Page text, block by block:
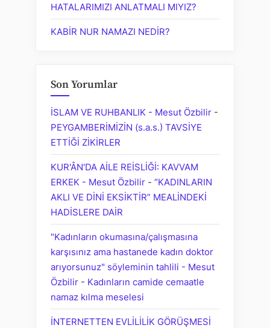
HATALARIMIZI ANLATMALI MIYIZ?
KABİR NUR NAMAZI NEDİR?
Son Yorumlar
İSLAM VE RUHBANLIK - Mesut Özbilir -
PEYGAMBERİMİZİN (s.a.s.) TAVSİYE
ETTİĞİ ZİKİRLER
KUR'ÂN'DA AİLE REİSLİĞİ: KAVVAM
ERKEK - Mesut Özbilir - “KADINLARIN
AKLI VE DİNİ EKSİKTİR” MEALİNDEKİ
HADİSLERE DAİR
"Kadınların okumasına/çalışmasına
karşısınız ama hastanede kadın doktor
arıyorsunuz" söyleminin tahlili - Mesut
Özbilir - Kadınların camide cemaatle
namaz kılma meselesi
İNTERNETTEN EVLİLİLİK GÖRÜŞMESİ